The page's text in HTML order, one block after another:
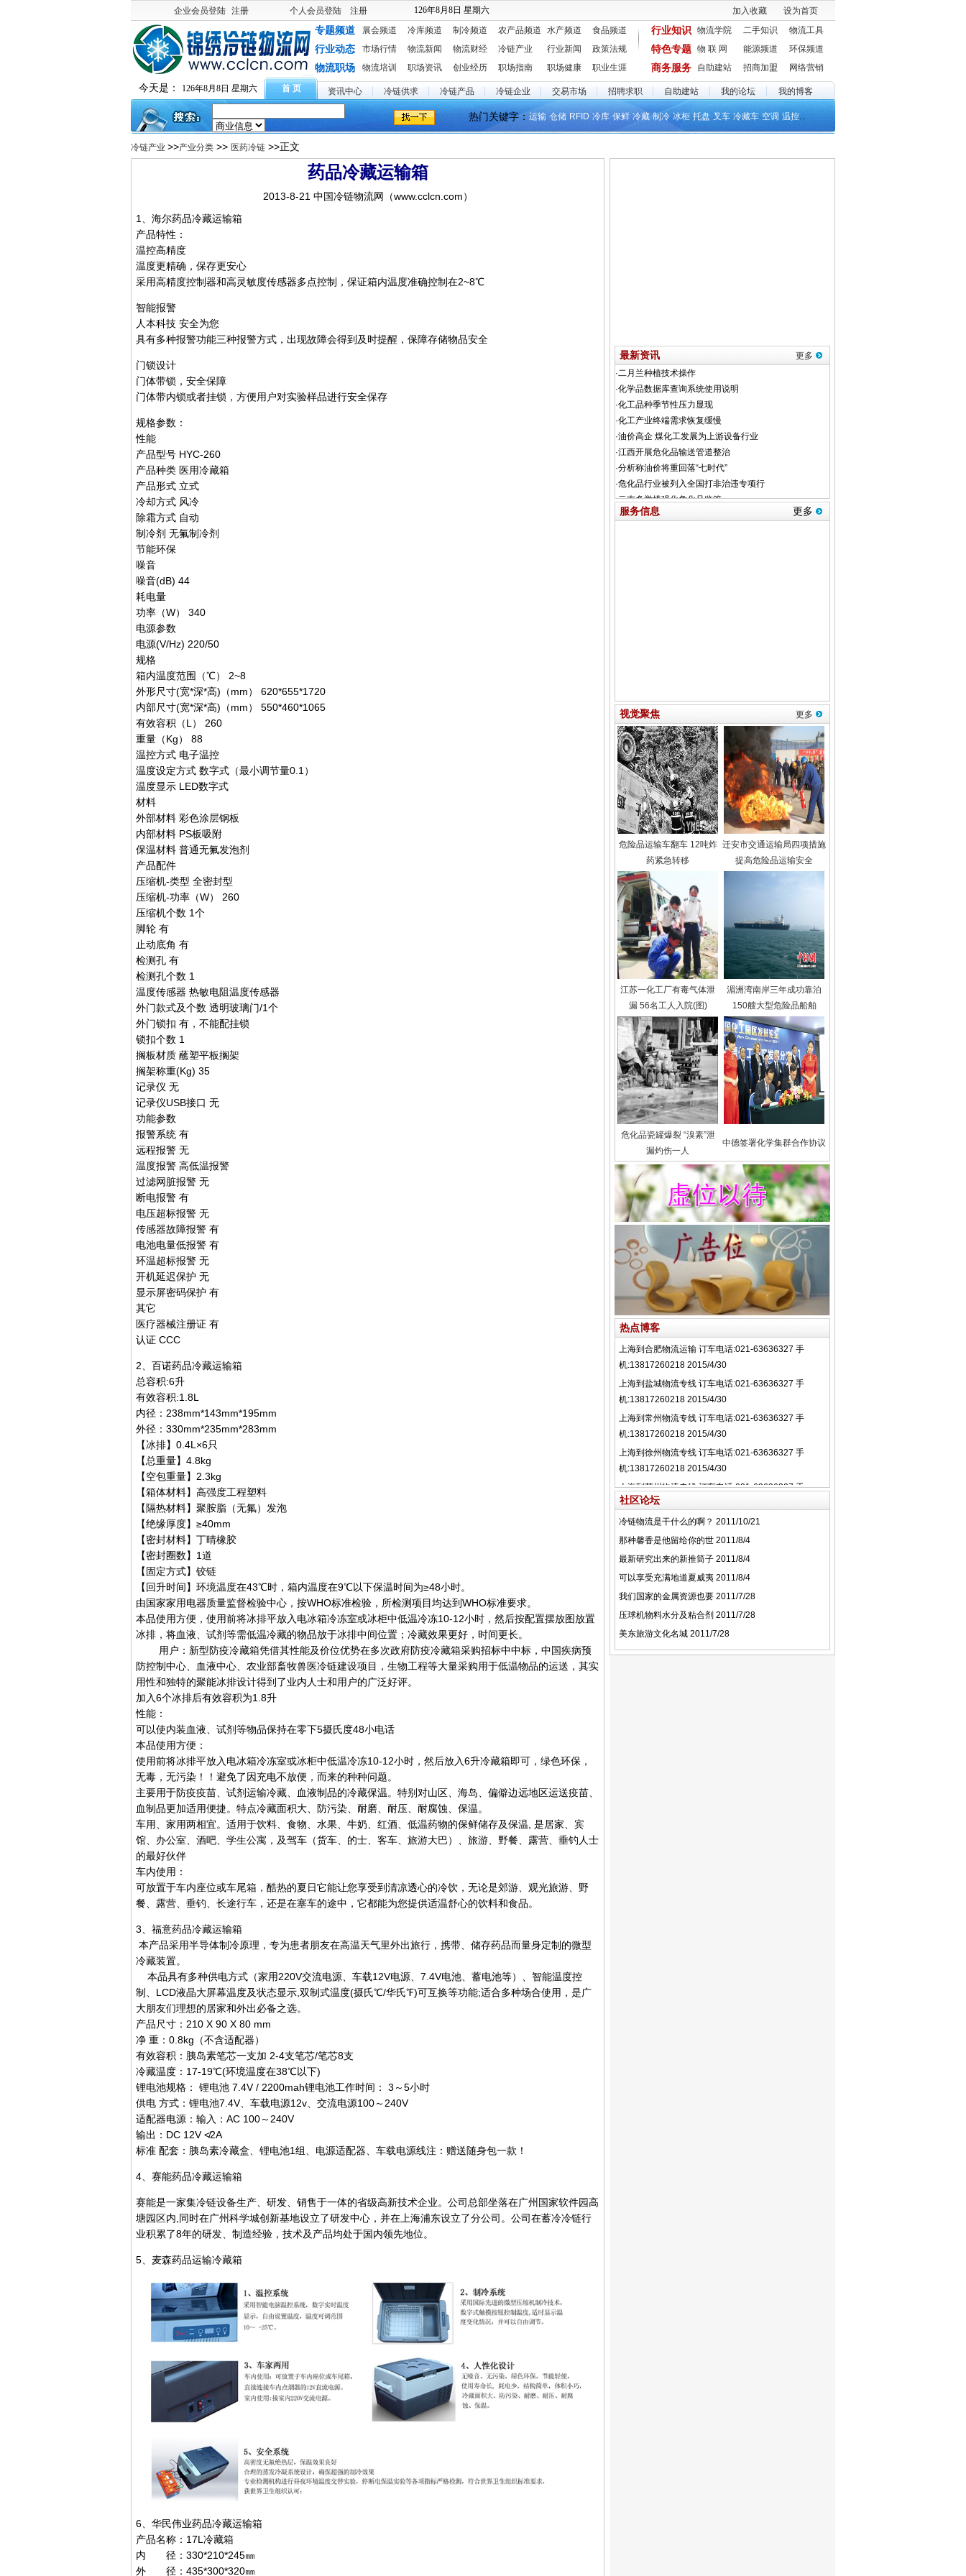
企业会员登陆 注册 个人会员登陆 注册 126年8月8日 星期六 加入收藏 设为首页
专题频道 展会频道 冷库频道 制冷频道 农产品频道 水产频道 食品频道 行业知识 物流学院 二手知识 物流工具
行业动态 市场行情 物流新闻 物流财经 冷链产业 行业新闻 政策法规 特色专题 物 联 网 能源频道 环保频道
物流职场 物流培训 职场资讯 创业经历 职场指南 职场健康 职业生涯 商务服务 自助建站 招商加盟 网络营销
今天是： 126年8月8日 星期六 首 页 资讯中心 冷链供求 冷链产品 冷链企业 交易市场 招聘求职 自助建站 我的论坛 我的博客
热门关键字： 运输 仓储 RFID 冷库 保鲜 冷藏 制冷 冰柜 托盘 叉车 冷藏车 空调 温控
冷链产业 >>产业分类 >> 医药冷链 >>正文
药品冷藏运输箱
2013-8-21 中国冷链物流网（www.cclcn.com）
1、海尔药品冷藏运输箱
产品特性：
温控高精度
温度更精确，保存更安心
采用高精度控制器和高灵敏度传感器多点控制，保证箱内温度准确控制在2~8℃
智能报警
人本科技 安全为您
具有多种报警功能三种报警方式，出现故障会得到及时提醒，保障存储物品安全
门锁设计
门体带锁，安全保障
门体带内锁或者挂锁，方便用户对实验样品进行安全保存
规格参数：
性能
产品型号 HYC-260
产品种类 医用冷藏箱
产品形式 立式
冷却方式 风冷
除霜方式 自动
制冷剂 无氟制冷剂
节能环保
噪音
噪音(dB) 44
耗电量
功率（W） 340
电源参数
电源(V/Hz) 220/50
规格
箱内温度范围（℃） 2~8
外形尺寸(宽*深*高)（mm） 620*655*1720
内部尺寸(宽*深*高)（mm） 550*460*1065
有效容积（L） 260
重量（Kg） 88
温控方式 电子温控
温度设定方式 数字式（最小调节量0.1）
温度显示 LED数字式
材料
外部材料 彩色涂层钢板
内部材料 PS板吸附
保温材料 普通无氟发泡剂
产品配件
压缩机-类型 全密封型
压缩机-功率（W） 260
压缩机个数 1个
脚轮 有
止动底角 有
检测孔 有
检测孔个数 1
温度传感器 热敏电阻温度传感器
外门款式及个数 透明玻璃门/1个
外门锁扣 有，不能配挂锁
锁扣个数 1
搁板材质 蘸塑平板搁架
搁架称重(Kg) 35
记录仪 无
记录仪USB接口 无
功能参数
报警系统 有
远程报警 无
温度报警 高低温报警
过滤网脏报警 无
断电报警 有
电压超标报警 无
传感器故障报警 有
电池电量低报警 有
环温超标报警 无
开机延迟保护 无
显示屏密码保护 有
其它
医疗器械注册证 有
认证 CCC
2、百诺药品冷藏运输箱
总容积:6升
有效容积:1.8L
内径：238mm*143mm*195mm
外径：330mm*235mm*283mm
【冰排】0.4L×6只
【总重量】4.8kg
【空包重量】2.3kg
【箱体材料】高强度工程塑料
【隔热材料】聚胺脂（无氟）发泡
【绝缘厚度】≥40mm
【密封材料】丁晴橡胶
【密封圈数】1道
【固定方式】铰链
【回升时间】环境温度在43℃时，箱内温度在9℃以下保温时间为≥48小时。
由国家家用电器质量监督检验中心，按WHO标准检验，所检测项目均达到WHO标准要求。
本品使用方便，使用前将冰排平放入电冰箱冷冻室或冰柜中低温冷冻10-12小时，然后按配置摆放图放置
冰排，将血液、试剂等需低温冷藏的物品放于冰排中间位置；冷藏效果更好，时间更长。
用户：新型防疫冷藏箱凭借其性能及价位优势在多次政府防疫冷藏箱采购招标中中标，中国疾病预
防控制中心、血液中心、农业部畜牧兽医冷链建设项目，生物工程等大量采购用于低温物品的运送，其实
用性和独特的聚能冰排设计得到了业内人士和用户的广泛好评。
加入6个冰排后有效容积为1.8升
性能：
可以使内装血液、试剂等物品保持在零下5摄氏度48小电话
本品使用方便：
使用前将冰排平放入电冰箱冷冻室或冰柜中低温冷冻10-12小时，然后放入6升冷藏箱即可，绿色环保，
无毒，无污染！！避免了因充电不放便，而来的种种问题。
主要用于防疫疫苗、试剂运输冷藏、血液制品的冷藏保温。特别对山区、海岛、偏僻边远地区运送疫苗、
血制品更加适用便捷。特点冷藏面积大、防污染、耐磨、耐压、耐腐蚀、保温。
车用、家用两相宜。适用于饮料、食物、水果、牛奶、红酒、低温药物的保鲜储存及保温, 是居家、宾
馆、办公室、酒吧、学生公寓，及驾车（货车、的士、客车、旅游大巴）、旅游、野餐、露营、垂钓人士
的最好伙伴
车内使用：
可放置于车内座位或车尾箱，酷热的夏日它能让您享受到清凉透心的冷饮，无论是郊游、观光旅游、野
餐、露营、垂钓、长途行车，还是在塞车的途中，它都能为您提供适温舒心的饮料和食品。
3、福意药品冷藏运输箱
本产品采用半导体制冷原理，专为患者朋友在高温天气里外出旅行，携带、储存药品而量身定制的微型
冷藏装置。
本品具有多种供电方式（家用220V交流电源、车载12V电源、7.4V电池、蓄电池等）、智能温度控
制、LCD液晶大屏幕温度及状态显示,双制式温度(摄氏℃/华氏℉)可互换等功能;适合多种场合使用，是广
大朋友们理想的居家和外出必备之选。
产品尺寸：210 X 90 X 80 mm
净 重：0.8kg（不含适配器）
有效容积：胰岛素笔芯一支加 2-4支笔芯/笔芯8支
冷藏温度：17-19℃(环境温度在38℃以下)
锂电池规格： 锂电池 7.4V / 2200mah锂电池工作时间： 3～5小时
供电 方式：锂电池7.4V、车载电源12v、交流电源100～240V
适配器电源：输入：AC 100～240V
输出：DC 12V ≮2A
标准 配套：胰岛素冷藏盒、锂电池1组、电源适配器、车载电源线注：赠送随身包一款！
4、赛能药品冷藏运输箱
赛能是一家集冷链设备生产、研发、销售于一体的省级高新技术企业。公司总部坐落在广州国家软件园高
塘园区内,同时在广州科学城创新基地设立了研发中心，并在上海浦东设立了分公司。公司在蓄冷冷链行
业积累了8年的研发、制造经验，技术及产品均处于国内领先地位。
5、麦森药品运输冷藏箱
6、华民伟业药品冷藏运输箱
产品名称：17L冷藏箱
内 径：330*210*245㎜
外 径：435*300*320㎜
最新资讯 更多
服务信息 更多
视觉聚焦 更多
危险品运输车翻车 12吨炸
药紧急转移
迁安市交通运输局四项措施
提高危险品运输安全
江苏一化工厂有毒气体泄
漏 56名工人入院(图)
湄洲湾南岸三年成功靠泊
150艘大型危险品船舶
危化品瓷罐爆裂 “溴素”泄
漏灼伤一人
中德签署化学集群合作协议
热点博客
社区论坛